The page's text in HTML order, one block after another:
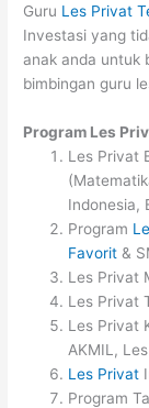
Guru Les Privat
Investasi yang
anak anda untuk
bimbingan guru
Program Les
Les Privat
Indonesia,
Program
Favorit &
Les Privat
Les Privat
Les Privat
AKMIL,
Les Privat
Program